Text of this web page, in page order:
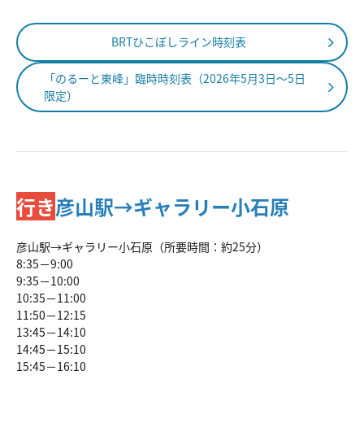
BRTひこぼしライン時刻表
「のるーと東峰」臨時時刻表（2026年5月3日～5日
限定）
行き彦山駅→ギャラリー小石原
彦山駅→ギャラリー小石原（所要時間：約25分）
8:35－9:00
9:35－10:00
10:35－11:00
11:50－12:15
13:45－14:10
14:45－15:10
15:45－16:10